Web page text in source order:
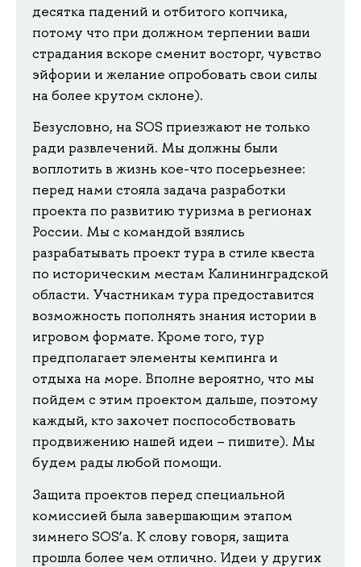
десятка падений и отбитого копчика,
потому что при должном терпении ваши
страдания вскоре сменит восторг, чувство
эйфории и желание опробовать свои силы
на более крутом склоне).
Безусловно, на SOS приезжают не только
ради развлечений. Мы должны были
воплотить в жизнь кое-что посерьезнее:
перед нами стояла задача разработки
проекта по развитию туризма в регионах
России. Мы с командой взялись
разрабатывать проект тура в стиле квеста
по историческим местам Калининградской
области. Участникам тура предоставится
возможность пополнять знания истории в
игровом формате. Кроме того, тур
предполагает элементы кемпинга и
отдыха на море. Вполне вероятно, что мы
пойдем с этим проектом дальше, поэтому
каждый, кто захочет поспособствовать
продвижению нашей идеи – пишите). Мы
будем рады любой помощи.
Защита проектов перед специальной
комиссией была завершающим этапом
зимнего SOS’а. К слову говоря, защита
прошла более чем отлично. Идеи у других